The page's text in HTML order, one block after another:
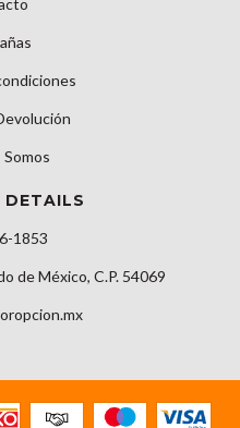
1853
de México, C.P. 54069